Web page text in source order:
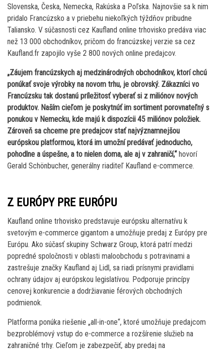
Slovenska, Česka, Nemecka, Rakúska a Poľska. Najnovšie sa k nim
pridalo Francúzsko a v priebehu niekoľkých týždňov pribudne
Taliansko. V súčasnosti cez Kaufland online trhovisko predáva viac
než 13 000 obchodníkov, pričom do francúzskej verzie sa cez
Kaufland.fr zapojilo vyše 2 800 nových online predajcov.
„Záujem francúzskych aj medzinárodných obchodníkov, ktorí chcú
ponúkať svoje výrobky na novom trhu, je obrovský. Zákazníci vo
Francúzsku tak dostanú príležitosť vyberať si z miliónov nových
produktov. Naším cieľom je poskytnúť im sortiment porovnateľný s
ponukou v Nemecku, kde majú k dispozícii 45 miliónov položiek.
Zároveň sa chceme pre predajcov stať najvýznamnejšou
európskou platformou, ktorá im umožní predávať jednoducho,
pohodlne a úspešne, a to nielen doma, ale aj v zahraničí,“hovorí
Gerald Schönbucher, generálny riaditeľ Kaufland e-commerce.
Z EURÓPY PRE EURÓPU
Kaufland online trhovisko predstavuje európsku alternatívu k
svetovým e-commerce gigantom a umožňuje predaj z Európy pre
Európu. Ako súčasť skupiny Schwarz Group, ktorá patrí medzi
popredné spoločnosti v oblasti maloobchodu s potravinami a
zastrešuje značky Kaufland aj Lidl, sa riadi prísnymi pravidlami
ochrany údajov aj európskou legislatívou. Podporuje princípy
cenovej konkurencie a dodržiavanie férových obchodných
podmienok.
Platforma ponúka riešenie „all-in-one“, ktoré umožňuje predajcom
bezproblémový vstup do e-commerce a rozšírenie služieb na
zahraničné trhy. Cieľom je zabezpečiť, aby predaj na